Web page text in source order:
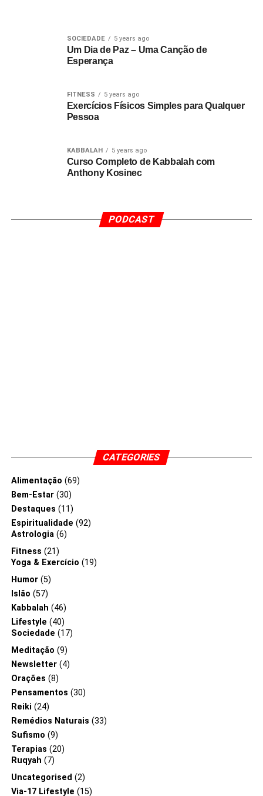
SOCIEDADE 5 years ago
Um Dia de Paz – Uma Canção de
Esperança
FITNESS 5 years ago
Exercícios Físicos Simples para Qualquer
Pessoa
KABBALAH 5 years ago
Curso Completo de Kabbalah com
Anthony Kosinec
PODCAST
CATEGORIES
Alimentação (69)
Bem-Estar(30)
Destaques (11)
Espiritualidade (92)
Astrologia(6)
Fitness (21)
Yoga & Exercício (19)
Humor(5)
Islão (57)
Kabbalah (46)
Lifestyle (40)
Sociedade (17)
Meditação (9)
Newsletter(4)
Orações (8)
Pensamentos (30)
Reiki (24)
Remédios Naturais (33)
Sufismo (9)
Terapias (20)
Ruqyah (7)
Uncategorised (2)
Via-17 Lifestyle (15)